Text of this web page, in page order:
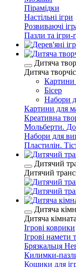
Пірамідки
Настільні ігри
Розвиваючі
Пазли та
Дитяча
Дитяча
Картини
Бісер
Набори
Картини для
Креативна
Мольберти.
Набори для
Пластилін.
Дитячий
Дитячий
Дитяча
Дитяча кімната
Ігрові коврики
Ігрові намети
Брязкальця
Килимки-
Кошики для